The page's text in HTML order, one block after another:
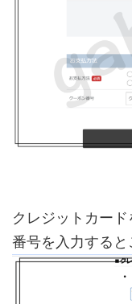
クレジットカー
番号を入力すると